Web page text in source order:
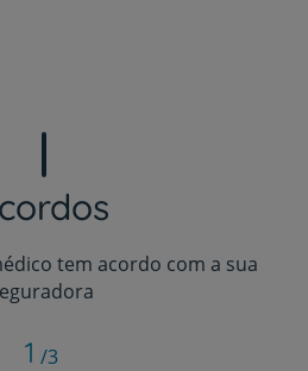
tem acordo com a sua
1 /3